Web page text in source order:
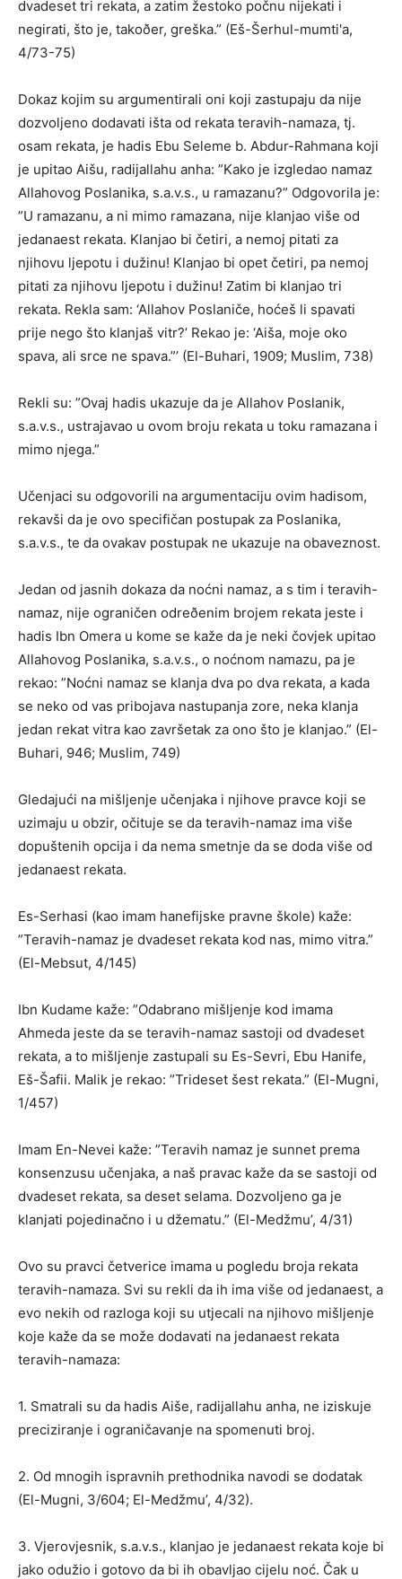
dvadeset tri rekata, a zatim žestoko počnu nijekati i
negirati, što je, takoðer, greška.” (Eš-Šerhul-mumti'a,
4/73-75)
Dokaz kojim su argumentirali oni koji zastupaju da nije
dozvoljeno dodavati išta od rekata teravih-namaza, tj.
osam rekata, je hadis Ebu Seleme b. Abdur-Rahmana koji
je upitao Aišu, radijallahu anha: ”Kako je izgledao namaz
Allahovog Poslanika, s.a.v.s., u ramazanu?” Odgovorila je:
”U ramazanu, a ni mimo ramazana, nije klanjao više od
jedanaest rekata. Klanjao bi četiri, a nemoj pitati za
njihovu ljepotu i dužinu! Klanjao bi opet četiri, pa nemoj
pitati za njihovu ljepotu i dužinu! Zatim bi klanjao tri
rekata. Rekla sam: ‘Allahov Poslaniče, hoćeš li spavati
prije nego što klanjaš vitr?’ Rekao je: ‘Aiša, moje oko
spava, ali srce ne spava.”’ (El-Buhari, 1909; Muslim, 738)
Rekli su: ”Ovaj hadis ukazuje da je Allahov Poslanik,
s.a.v.s., ustrajavao u ovom broju rekata u toku ramazana i
mimo njega.”
Učenjaci su odgovorili na argumentaciju ovim hadisom,
rekavši da je ovo specifičan postupak za Poslanika,
s.a.v.s., te da ovakav postupak ne ukazuje na obaveznost.
Jedan od jasnih dokaza da noćni namaz, a s tim i teravih-
namaz, nije ograničen odreðenim brojem rekata jeste i
hadis Ibn Omera u kome se kaže da je neki čovjek upitao
Allahovog Poslanika, s.a.v.s., o noćnom namazu, pa je
rekao: ”Noćni namaz se klanja dva po dva rekata, a kada
se neko od vas pribojava nastupanja zore, neka klanja
jedan rekat vitra kao završetak za ono što je klanjao.” (El-
Buhari, 946; Muslim, 749)
Gledajući na mišljenje učenjaka i njihove pravce koji se
uzimaju u obzir, očituje se da teravih-namaz ima više
dopuštenih opcija i da nema smetnje da se doda više od
jedanaest rekata.
Es-Serhasi (kao imam hanefijske pravne škole) kaže:
”Teravih-namaz je dvadeset rekata kod nas, mimo vitra.”
(El-Mebsut, 4/145)
Ibn Kudame kaže: ”Odabrano mišljenje kod imama
Ahmeda jeste da se teravih-namaz sastoji od dvadeset
rekata, a to mišljenje zastupali su Es-Sevri, Ebu Hanife,
Eš-Šafii. Malik je rekao: ”Trideset šest rekata.” (El-Mugni,
1/457)
Imam En-Nevei kaže: ”Teravih namaz je sunnet prema
konsenzusu učenjaka, a naš pravac kaže da se sastoji od
dvadeset rekata, sa deset selama. Dozvoljeno ga je
klanjati pojedinačno i u džematu.” (El-Medžmu’, 4/31)
Ovo su pravci četverice imama u pogledu broja rekata
teravih-namaza. Svi su rekli da ih ima više od jedanaest, a
evo nekih od razloga koji su utjecali na njihovo mišljenje
koje kaže da se može dodavati na jedanaest rekata
teravih-namaza:
1. Smatrali su da hadis Aiše, radijallahu anha, ne iziskuje
preciziranje i ograničavanje na spomenuti broj.
2. Od mnogih ispravnih prethodnika navodi se dodatak
(El-Mugni, 3/604; El-Medžmu’, 4/32).
3. Vjerovjesnik, s.a.v.s., klanjao je jedanaest rekata koje bi
jako odužio i gotovo da bi ih obavljao cijelu noć. Čak u